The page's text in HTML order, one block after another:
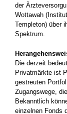
der
Wottawah
Templeton) über
Spektrum.
Die derzeit
Privatmärkte ist
gestreuten
Zugangswege,
Bekanntlich
einzelnen Fonds